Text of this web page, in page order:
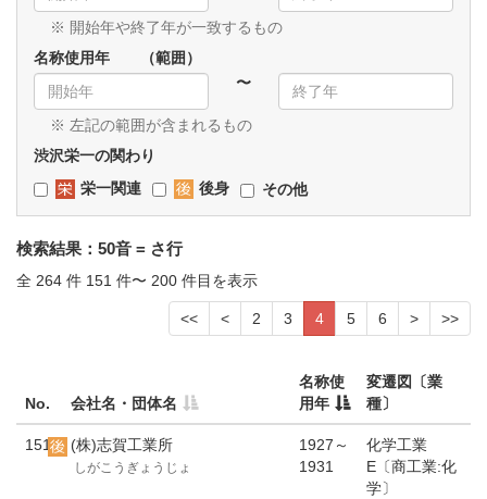
※ 開始年や終了年が一致するもの
名称使用年 （範囲）
〜
※ 左記の範囲が含まれるもの
渋沢栄一の関わり
栄一関連
後身 その他
検索結果：50音 = さ行
全 264 件 151 件〜 200 件目を表示
<< < 2 3 4 5 6 > >>
No. 会社名・団体名
名称使
用年
変遷図〔業
種〕
151 (株)志賀工業所
しがこうぎょうじょ
1927～
1931
化学工業
E〔商工業:化
学〕